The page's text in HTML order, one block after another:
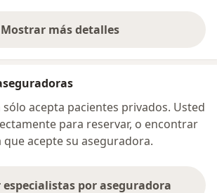
Mostrar más detalles
sobre la dirección
sólo acepta pacientes privados. Usted
para reservar, o encontrar
acepte su aseguradora.
especialistas por aseguradora